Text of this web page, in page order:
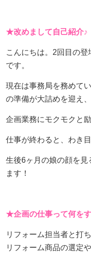
★改めまして自己紹介♪
こんにちは。2回目の
です。
現在は事務局を務めて
の準備が大詰めを迎え、
企画業務にモクモクと
仕事が終わると、わき
生後6ヶ月の娘の顔を
ます！
★企画の仕事って何を
リフォーム担当者と打
リフォーム商品の選定や